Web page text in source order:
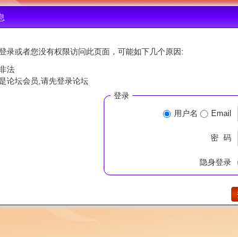
录或者您没有权限访问此页面，可能如下几个原因:
法
论坛会员,请先登录论坛
登录
用户名
Email
密 码
隐身登录